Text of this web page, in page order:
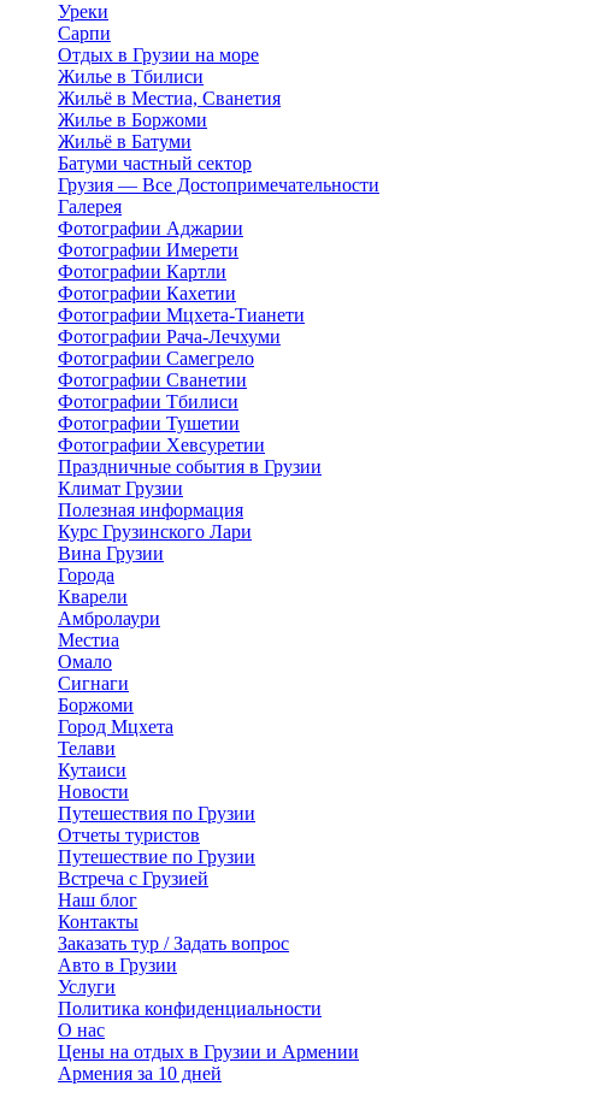
Уреки
Сарпи
Отдых в Грузии на море
Жилье в Тбилиси
Жильё в Местиа, Сванетия
Жилье в Боржоми
Жильё в Батуми
Батуми частный сектор
Грузия — Все Достопримечательности
Галерея
Фотографии Аджарии
Фотографии Имерети
Фотографии Картли
Фотографии Кахетии
Фотографии Мцхета-Тианети
Фотографии Рача-Лечхуми
Фотографии Самегрело
Фотографии Сванетии
Фотографии Тбилиси
Фотографии Тушетии
Фотографии Хевсуретии
Праздничные события в Грузии
Климат Грузии
Полезная информация
Курс Грузинского Лари
Вина Грузии
Города
Кварели
Амбролаури
Местиа
Омало
Сигнаги
Боржоми
Город Мцхета
Телави
Кутаиси
Новости
Путешествия по Грузии
Отчеты туристов
Путешествие по Грузии
Встреча с Грузией
Наш блог
Контакты
Заказать тур / Задать вопрос
Авто в Грузии
Услуги
Политика конфиденциальности
О нас
Цены на отдых в Грузии и Армении
Армения за 10 дней